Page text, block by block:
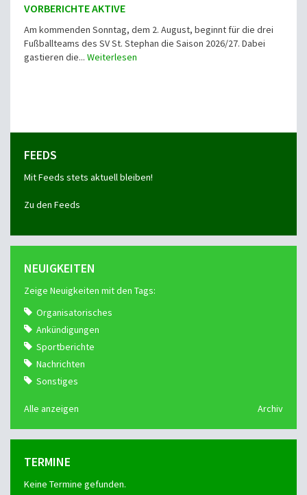
VORBERICHTE AKTIVE
Am kommenden Sonntag, dem 2. August, beginnt für die drei
Fußballteams des SV St. Stephan die Saison 2026/27. Dabei
gastieren die... Weiterlesen
FEEDS
Mit Feeds stets aktuell bleiben!
Zu den Feeds
NEUIGKEITEN
Zeige Neuigkeiten mit den Tags:
Organisatorisches
Ankündigungen
Sportberichte
Nachrichten
Sonstiges
Alle anzeigen Archiv
TERMINE
Keine Termine gefunden.